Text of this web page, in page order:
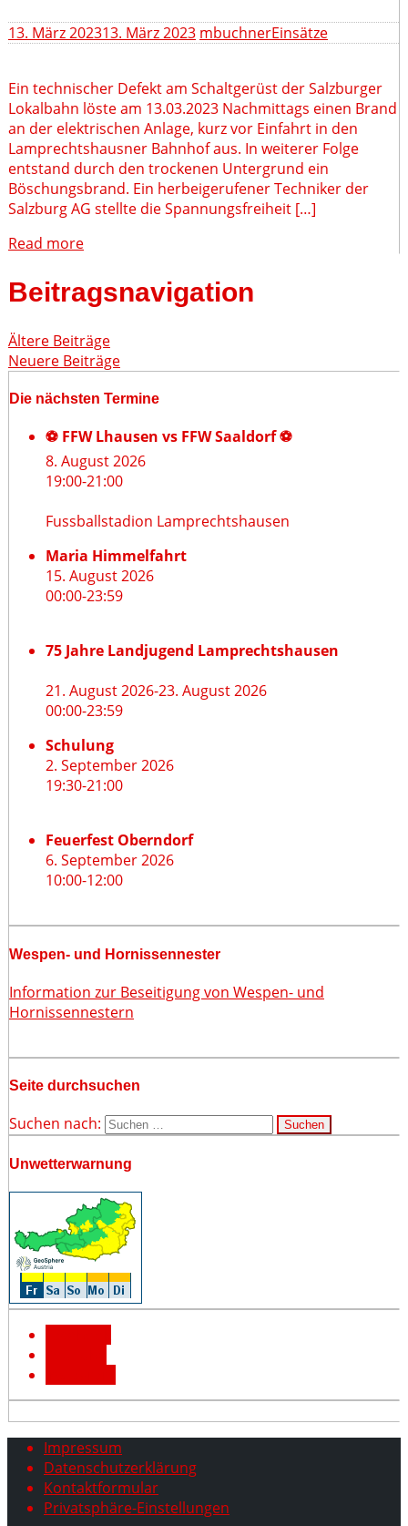
13. März 202313. März 2023 mbuchnerEinsätze
Ein technischer Defekt am Schaltgerüst der Salzburger
Lokalbahn löste am 13.03.2023 Nachmittags einen Brand
an der elektrischen Anlage, kurz vor Einfahrt in den
Lamprechtshausner Bahnhof aus. In weiterer Folge
entstand durch den trockenen Untergrund ein
Böschungsbrand. Ein herbeigerufener Techniker der
Salzburg AG stellte die Spannungsfreiheit […]
Read more
Beitragsnavigation
Ältere Beiträge
Neuere Beiträge
Die nächsten Termine
⚽ FFW Lhausen vs FFW Saaldorf ⚽
8. August 2026
19:00-21:00
Fussballstadion Lamprechtshausen
Maria Himmelfahrt
15. August 2026
00:00-23:59
75 Jahre Landjugend Lamprechtshausen
21. August 2026-23. August 2026
00:00-23:59
Schulung
2. September 2026
19:30-21:00
Feuerfest Oberndorf
6. September 2026
10:00-12:00
Wespen- und Hornissennester
Information zur Beseitigung von Wespen- und
Hornissennestern
Seite durchsuchen
Suchen nach:
Unwetterwarnung
Impressum
Datenschutzerklärung
Kontaktformular
Privatsphäre-Einstellungen